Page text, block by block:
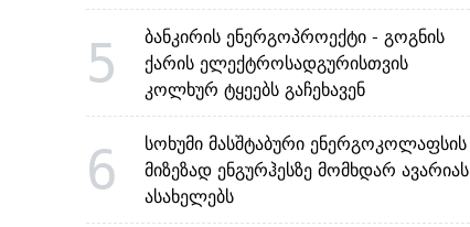
5
ბანკირის ენერგოპროექტი - გოგნის
ქარის ელექტროსადგურისთვის
კოლხურ ტყეებს გაჩეხავენ
6
სოხუმი მასშტაბური ენერგოკოლაფსის
მიზეზად ენგურჰესზე მომხდარ ავარიას
ასახელებს